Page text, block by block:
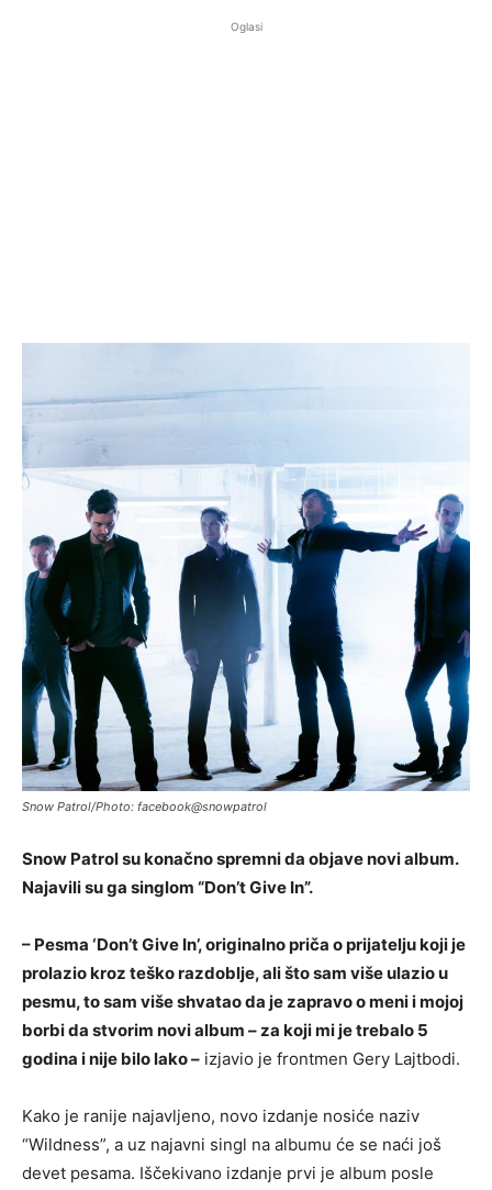
Oglasi
Snow Patrol/Photo: facebook@snowpatrol
Snow Patrol su konačno spremni da objave novi album.
Najavili su ga singlom “Don’t Give In”.
– Pesma ‘Don’t Give In’, originalno priča o prijatelju koji je
prolazio kroz teško razdoblje, ali što sam više ulazio u
pesmu, to sam više shvatao da je zapravo o meni i mojoj
borbi da stvorim novi album – za koji mi je trebalo 5
godina i nije bilo lako – izjavio je frontmen Gery Lajtbodi.
Kako je ranije najavljeno, novo izdanje nosiće naziv
“Wildness”, a uz najavni singl na albumu će se naći još
devet pesama. Iščekivano izdanje prvi je album posle